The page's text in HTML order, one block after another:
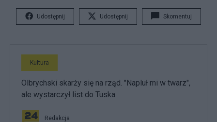
Udostępnij Udostępnij Skomentuj
Kultura
Olbrychski skarży się na rząd. "Napluł mi w twarz",
ale wystarczył list do Tuska
Redakcja